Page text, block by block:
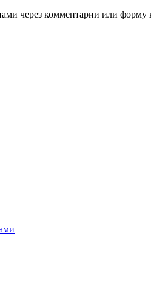
через комментарии или форму